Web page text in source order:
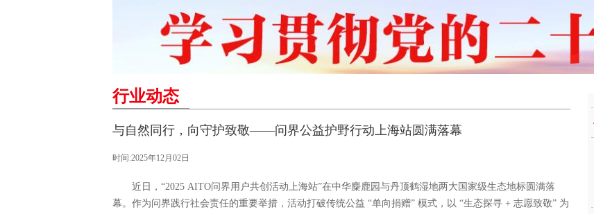
行业动态
与自然同行，向守护致敬——问界公益护野行动上海站圆满落幕
时间:2025年12月02日
近日，“2025 AITO问界用户共创活动上海站”在中华麋鹿园与丹顶鹤湿地两大国家级生态地标圆满落
幕。作为问界践行社会责任的重要举措，活动打破传统公益 “单向捐赠” 模式，以 “生态探寻 + 志愿致敬” 为